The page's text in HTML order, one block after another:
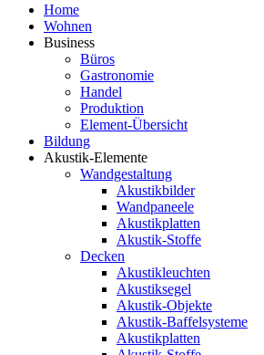
Home
Wohnen
Business
Büros
Gastronomie
Handel
Produktion
Element-Übersicht
Bildung
Akustik-Elemente
Wandgestaltung
Akustikbilder
Wandpaneele
Akustikplatten
Akustik-Stoffe
Decken
Akustikleuchten
Akustiksegel
Akustik-Objekte
Akustik-Baffelsysteme
Akustikplatten